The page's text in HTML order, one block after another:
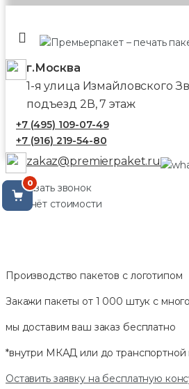
г.Москва
1-я улица Измайловского
подъезд 2В, 7 этаж
+7 (495) 109-07-49
+7 (916) 219-54-80
zakaz@premierpaket.ru
Заказать звонок
Расчёт стоимости
0
Производство пакетов с логотипом
Закажи пакеты от 1 000 штук с
мы доставим ваш заказ бесплатно
*внутри МКАД или до транспортной
Оставить заявку на бесплатную